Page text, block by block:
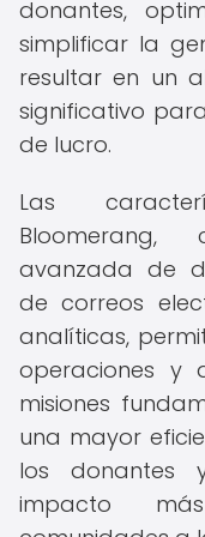
donantes,
simplificar la
resultar en un
significativo
de lucro.
Las
avanzada de
de correos
analíticas,
operaciones y
misiones
una mayor
los donantes
impacto